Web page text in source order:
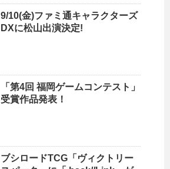
9/10(金)ファミ通キャラクターズ
DXに松山出演決定!
「第4回 福岡ゲームコンテスト」
受賞作品発表！
ブシロードTCG「ヴィクトリー